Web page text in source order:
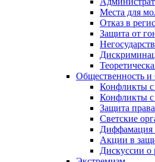
Места для
Отказ в
Защита от
Общественность
Конфликты с
Конфликты с
Защита
Светские
Диффамация
Акции в
Дискуссии о